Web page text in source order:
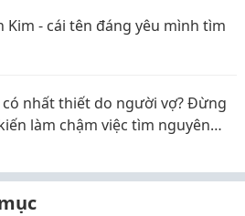
Kim - cái tên đáng yêu mình tìm
có nhất thiết do người vợ? Đừng
làm chậm việc tìm nguyên